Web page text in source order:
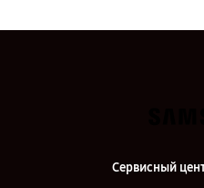
Сервисный